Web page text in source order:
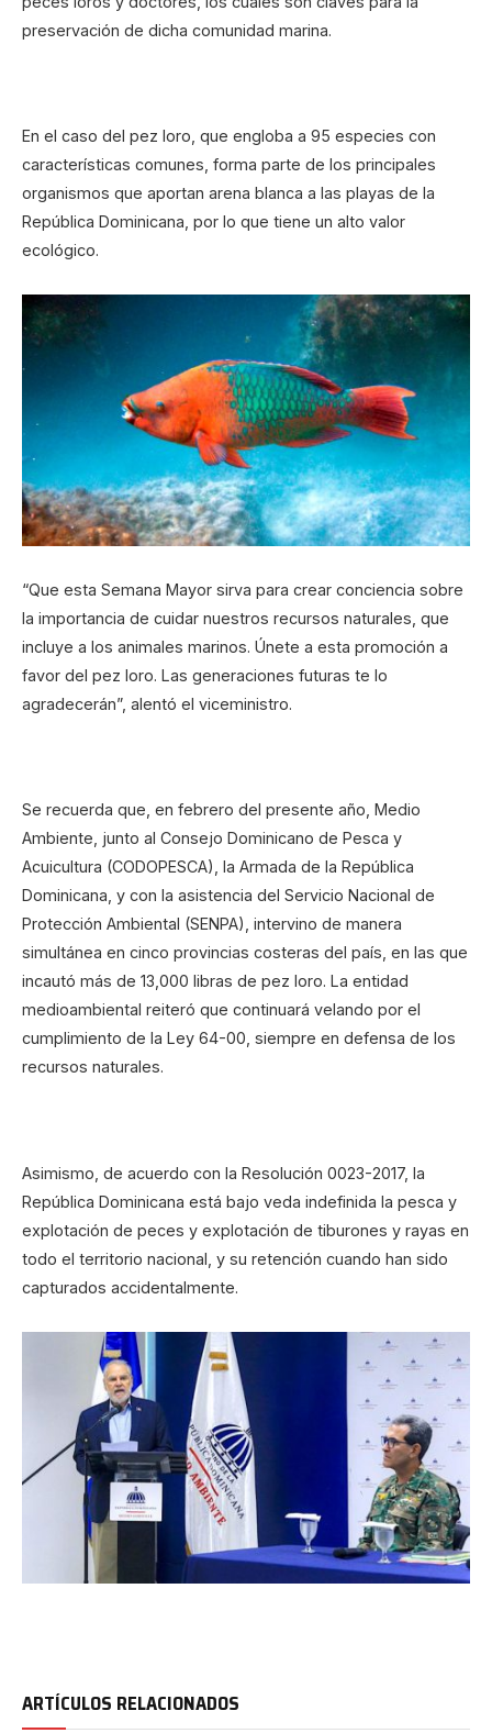
preservación de dicha comunidad marina.
En el caso del pez loro, que engloba a 95 especies con
características comunes, forma parte de los principales
organismos que aportan arena blanca a las playas de la
República Dominicana, por lo que tiene un alto valor
ecológico.
“Que esta Semana Mayor sirva para crear conciencia sobre
la importancia de cuidar nuestros recursos naturales, que
incluye a los animales marinos. Únete a esta promoción a
favor del pez loro. Las generaciones futuras te lo
agradecerán”, alentó el viceministro.
Se recuerda que, en febrero del presente año, Medio
Ambiente, junto al Consejo Dominicano de Pesca y
Acuicultura (CODOPESCA), la Armada de la República
Dominicana, y con la asistencia del Servicio Nacional de
Protección Ambiental (SENPA), intervino de manera
simultánea en cinco provincias costeras del país, en las que
incautó más de 13,000 libras de pez loro. La entidad
medioambiental reiteró que continuará velando por el
cumplimiento de la Ley 64-00, siempre en defensa de los
recursos naturales.
Asimismo, de acuerdo con la Resolución 0023-2017, la
República Dominicana está bajo veda indefinida la pesca y
explotación de peces y explotación de tiburones y rayas en
todo el territorio nacional, y su retención cuando han sido
capturados accidentalmente.
ARTÍCULOS RELACIONADOS